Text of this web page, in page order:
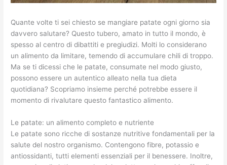
Quante volte ti sei chiesto se mangiare patate ogni giorno sia
davvero salutare? Questo tubero, amato in tutto il mondo, è
spesso al centro di dibattiti e pregiudizi. Molti lo considerano
un alimento da limitare, temendo di accumulare chili di troppo.
Ma se ti dicessi che le patate, consumate nel modo giusto,
possono essere un autentico alleato nella tua dieta
quotidiana? Scopriamo insieme perché potrebbe essere il
momento di rivalutare questo fantastico alimento.
Le patate: un alimento completo e nutriente
Le patate sono ricche di sostanze nutritive fondamentali per la
salute del nostro organismo. Contengono fibre, potassio e
antiossidanti, tutti elementi essenziali per il benessere. Inoltre,